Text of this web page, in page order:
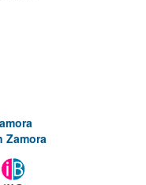
Zamora